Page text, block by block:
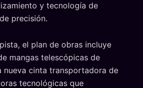
y tecnología de
precisión.
el plan de obras incluye
mangas telescópicas de
nueva cinta transportadora de
tecnológicas que